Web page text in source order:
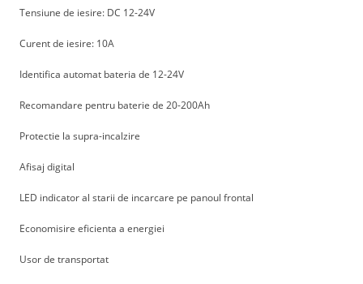
Tensiune de iesire: DC 12-24V
Curent de iesire: 10A
Identifica automat bateria de 12-24V
Recomandare pentru baterie de 20-200Ah
Protectie la supra-incalzire
Afisaj digital
LED indicator al starii de incarcare pe panoul frontal
Economisire eficienta a energiei
Usor de transportat